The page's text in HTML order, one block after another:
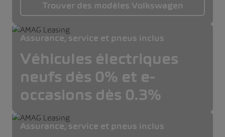
Trouver des modèles Volkswagen
Assurance, service et pneus inclus
Véhicules électriques
neufs dès 0% et e-
occasions dès 0.3%
Assurance, service et pneus inclus